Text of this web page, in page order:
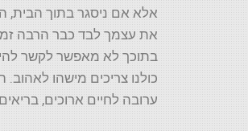
אלא אם ניסגר בתוך הבית,
את עצמך לבד כבר הרבה זמן
בתוכך לא מאפשר לקשר
כולנו צריכים מישהו לאהוב.
ערובה לחיים ארוכים,